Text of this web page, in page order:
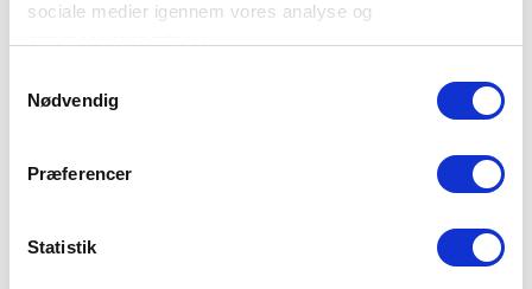
sociale medier igennem vores analyse og
Du kan læse mere om vores brug af cookies under
"Detaljer" eller ved at klikke videre til vores Cookiepolitik,
Nødvendig
Præferencer
Statistik